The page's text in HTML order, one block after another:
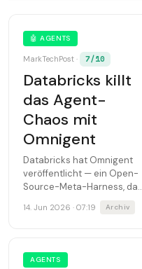
🤖 AGENTS
MarkTechPost · 7/10
Databricks killt
das Agent-
Chaos mit
Omnigent
Databricks hat Omnigent
veröffentlicht — ein Open-
Source-Meta-Harness, das
unter eine Decke zwingt.
14. Jun 2026 · 07:19 Archiv
AGENTS